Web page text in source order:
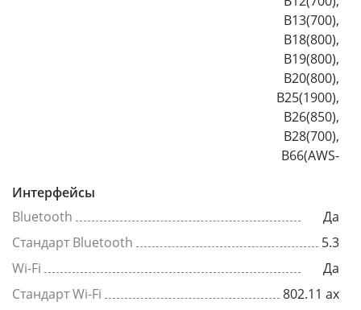
B13(700),
B18(800),
B19(800),
B20(800),
B25(1900),
B26(850),
B28(700),
B66(AWS-
Интерфейсы
Bluetooth
Да
Стандарт Bluetooth
5.3
Wi-Fi
Да
Стандарт Wi-Fi
802.11 ax